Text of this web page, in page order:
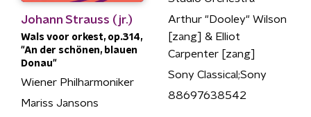
Johann Strauss (jr.)
Wals voor orkest, op.314,
"An der schönen, blauen
Donau"
Wiener Philharmoniker
Mariss Jansons
Arthur "Dooley" Wilson
[zang] & Elliot
Carpenter [zang]
Sony Classical;Sony
88697638542